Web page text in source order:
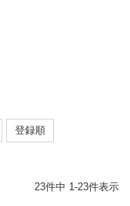
登録順
23件中 1-23件表示